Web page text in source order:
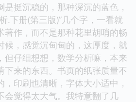
挺沉稳的，那种深沉的蓝色，
.下册(第三版)”几个字，一看就
著作，而不是那种花里胡哨的畅
候，感觉沉甸甸的，这厚度，就
但仔细想想，数学分析嘛，本来
下来的东西。书页的纸张质量不
印刷也清晰，字体大小适中，
会觉得太大气。我特意翻了几